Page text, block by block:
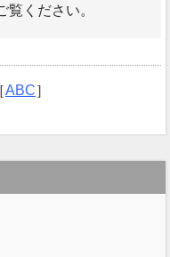
ください。
ABC］